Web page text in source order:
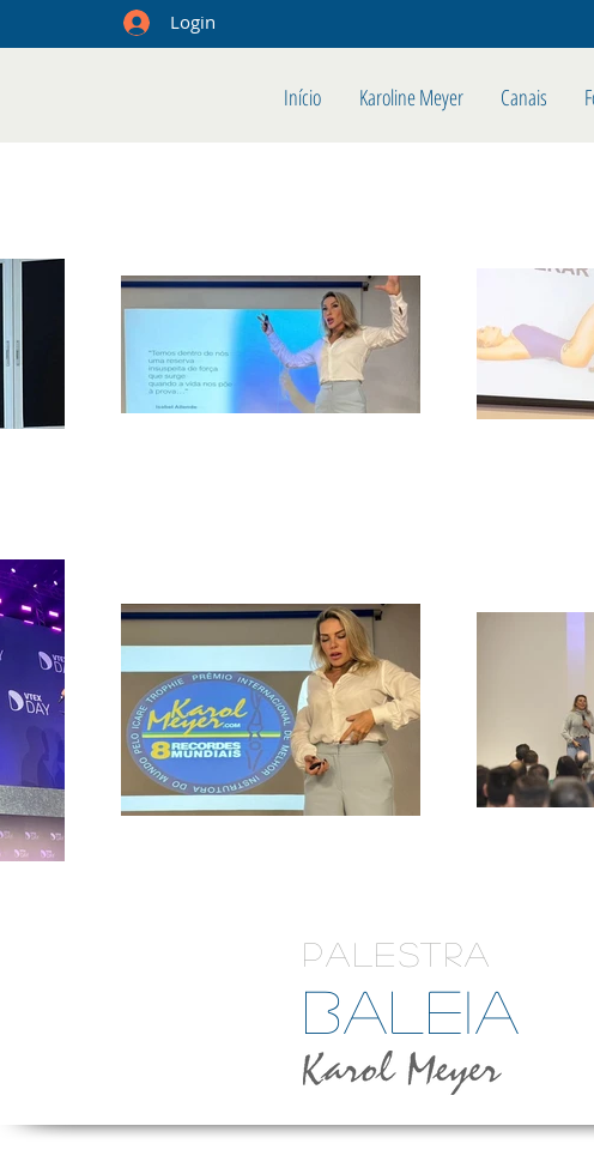
Login
Início Karoline Meyer Canais
PALESTRA
BALEIA